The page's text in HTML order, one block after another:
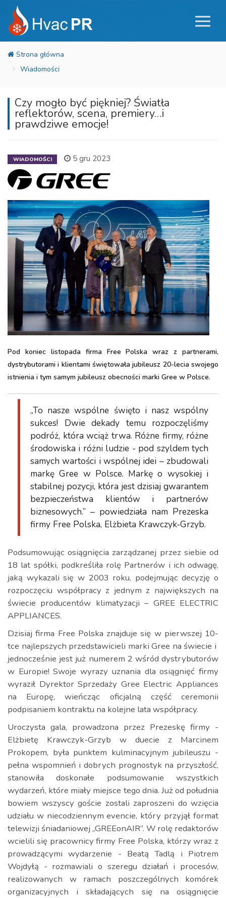
Wiadomości
Czy mogło być piękniej? Światła
reflektorów, scena, premiery…i
prawdziwe emocje!
WIADOMOŚCI 5 gru 2023
Pod koniec listopada firma Free Polska wraz z partnerami,
dystrybutorami i klientami świętowała jubileusz 20-lecia swojego
istnienia i tym samym jubileusz obecności marki Gree w Polsce.
„To nasze wspólne święto i nasz wspólny
sukces! Dwie dekady temu rozpoczęliśmy
podróż, która wciąż trwa. Różne firmy, różne
środowiska i różni ludzie - pod szyldem tych
samych wartości i wspólnej idei – zbudowali
markę Gree w Polsce. Markę o wysokiej i
stabilnej pozycji, która jest dzisiaj gwarantem
bezpieczeństwa klientów i partnerów
biznesowych.” – powiedziała nam Prezeska
firmy Free Polska, Elżbieta Krawczyk-Grzyb.
Podsumowując osiągnięcia zarządzanej przez siebie od
18 lat spółki, podkreśliła rolę Partnerów i ich odwagę,
jaką wykazali się w 2003 roku, podejmując decyzję o
rozpoczęciu współpracy z jednym z największych na
świecie producentów klimatyzacji – GREE ELECTRIC
APPLIANCES.
Dzisiaj firma Free Polska znajduje się w pierwszej 10-
tce najlepszych przedstawicieli marki Gree na świecie i
jednocześnie jest już numerem 2 wśród dystrybutorów
w Europie! Swoje wyrazy uznania dla osiągnięć firmy
wyraził Dyrektor Sprzedaży Gree Electric Appliances
na Europę, wieńcząc oficjalną część ceremonii
podpisaniem kontraktu na kolejne lata współpracy.
Uroczysta gala, prowadzona przez Prezeskę firmy -
Elżbietę Krawczyk-Grzyb w duecie z Marcinem
Prokopem, była punktem kulminacyjnym jubileuszu -
pełna wspomnień i dobrych prognostyk na przyszłość,
stanowiła doskonałe podsumowanie wszystkich
wydarzeń, które miały miejsce tego dnia. Już od południa
bowiem wszyscy goście zostali zaproszeni do wzięcia
udziału w niecodziennym evencie, który przyjął format
telewizji śniadaniowej „GREEonAIR”. W rolę redaktorów
wcielili się pracownicy firmy Free Polska, którzy wraz z
prowadzącymi wydarzenie - Beatą Tadlą i Piotrem
Wojdyłą - rozmawiali o szeregu działań i procesów,
realizowanych w ramach poszczególnych komórek
organizacyjnych i składających się na osiągnięcie